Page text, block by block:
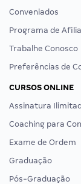
Conveniados
Programa de
Trabalhe Conosco
Preferências de
CURSOS ONLINE
Assinatura
Coaching para
Exame de Ordem
Graduação
Pós-Graduação